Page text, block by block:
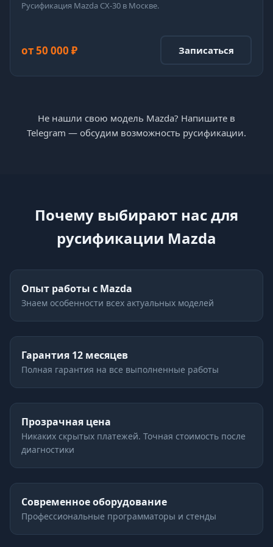
Русификация Mazda CX-30 в Москве.
от 50 000 ₽ Записаться
Не нашли свою модель Mazda? Напишите в
Telegram — обсудим возможность русификации.
Почему выбирают нас для
русификации Mazda
Опыт работы с Mazda
Знаем особенности всех актуальных моделей
Гарантия 12 месяцев
Полная гарантия на все выполненные работы
Прозрачная цена
Никаких скрытых платежей. Точная стоимость после
диагностики
Современное оборудование
Профессиональные программаторы и стенды